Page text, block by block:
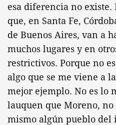
esa diferencia no existe.
que, en Santa Fe,
de Buenos Aires, van a
muchos lugares y en
restrictivos. Porque no
algo que se me viene a
mejor ejemplo. No es lo
lauquen que Moreno, no
mismo algún pueblo